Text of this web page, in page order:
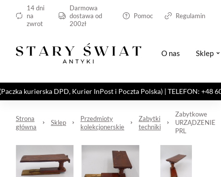
14 dni
na
zwrot
Darmowa
dostawa od
200zł
Pomoc Regulamin
O nas Sklep
kurierska DPD, Kurier InPost i Poczta Polska) | TELEFON: +48
Strona
główna
Sklep
Przedmioty
kolekcjonerskie
Zabytki
techniki
Zabytkowe
URZĄDZENIE
PRL